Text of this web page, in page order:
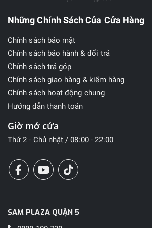
Những Chính Sách Của Cửa Hàng
Chính sách bảo mật
Chính sách bảo hành & đổi trả
Chính sách trả góp
Chính sách giao hàng & kiểm hàng
Chính sách hoạt động chung
Hướng dẫn thanh toán
Giờ mở cửa
Thứ 2 - Chủ nhật / 08:00 - 22:00
SAM PLAZA QUẬN 5